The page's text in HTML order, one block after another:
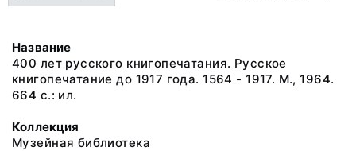
Название
400 лет русского книгопечатания. Русское
книгопечатание до 1917 года. 1564 - 1917. М., 1964.
664 с.: ил.
Коллекция
Музейная библиотека